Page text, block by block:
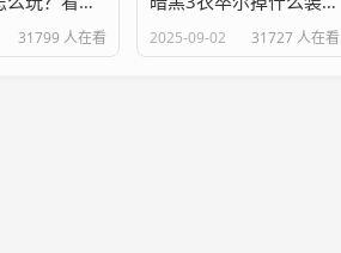
31799 人在看 2025-09-02 31727 人在看